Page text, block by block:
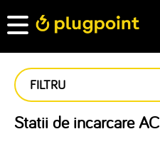
FILTRU
Statii de incarcare AC